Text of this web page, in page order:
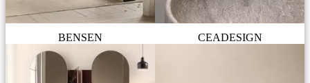
BENSEN CEADESIGN